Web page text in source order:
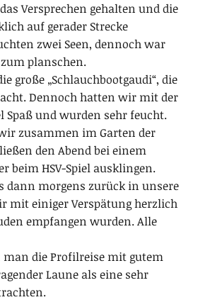
Versprechen gehalten und die
auf gerader Strecke
zwei Seen, dennoch war
planschen.
große „Schlauchbootgaudi“, die
Dennoch hatten wir mit der
Spaß und wurden sehr feucht.
zusammen im Garten der
den Abend bei einem
beim HSV-Spiel ausklingen.
dann morgens zurück in unsere
mit einiger Verspätung herzlich
empfangen wurden. Alle
die Profilreise mit gutem
Laune als eine sehr